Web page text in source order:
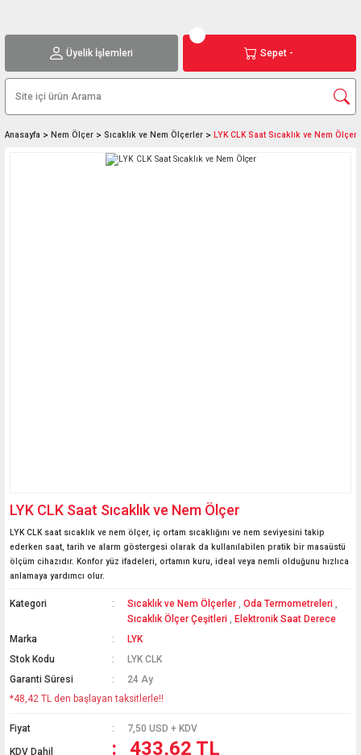
Üyelik İşlemleri Sepet -
Anasayfa Nem Ölçer Sıcaklık ve Nem Ölçerler LYK CLK Saat Sıcaklık ve Nem Ölçer
LYK CLK Saat Sıcaklık ve Nem Ölçer
LYK CLK saat sıcaklık ve nem ölçer, iç ortam sıcaklığını ve nem seviyesini takip
ederken saat, tarih ve alarm göstergesi olarak da kullanılabilen pratik bir masaüstü
ölçüm cihazıdır. Konfor yüz ifadeleri, ortamın kuru, ideal veya nemli olduğunu hızlıca
anlamaya yardımcı olur.
Kategori Sıcaklık ve Nem Ölçerler ,Oda Termometreleri ,
Sıcaklık Ölçer Çeşitleri , Elektronik Saat Derece
Marka
LYK
Stok Kodu
LYK CLK
Garanti Süresi
24 Ay
*48,42 TL den başlayan taksitlerle!!
Fiyat 7,50 USD + KDV
KDV Dahil 433,62 TL